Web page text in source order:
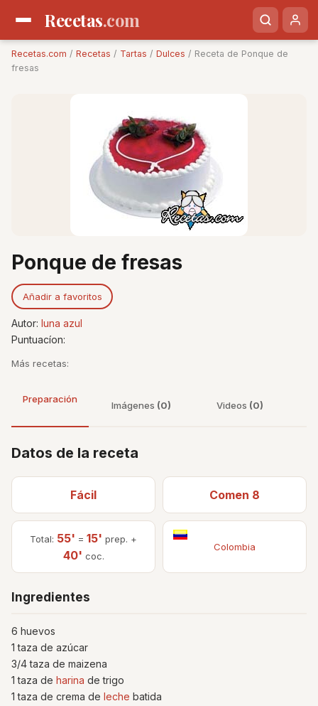
Recetas.com
Recetas.com / Recetas / Tartas / Dulces / Receta de Ponque de
fresas
Ponque de fresas
Añadir a favoritos
Autor: luna azul
Puntuacíon:
Más recetas:
Preparación
Imágenes (0) Videos (0)
Datos de la receta
Fácil Comen 8
Total: 55' = 15' prep. +
40' coc.
Colombia
Ingredientes
6 huevos
1 taza de azúcar
3/4 taza de maizena
1 taza de harina de trigo
1 taza de crema de leche batida